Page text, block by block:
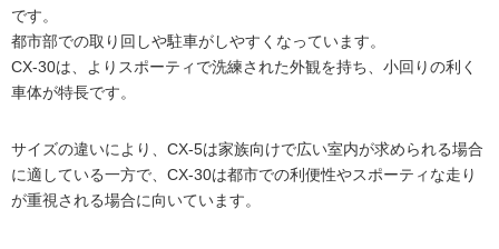
です。
都市部での取り回しや駐車がしやすくなっています。
CX-30は、よりスポーティで洗練された外観を持ち、小回りの利く
車体が特長です。
サイズの違いにより、CX-5は家族向けで広い室内が求められる場合
に適している一方で、CX-30は都市での利便性やスポーティな走り
が重視される場合に向いています。